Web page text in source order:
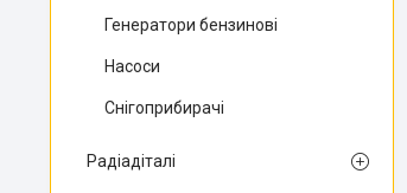
Генератори бензинові
Насоси
Снігоприбирачі
Радіадіталі